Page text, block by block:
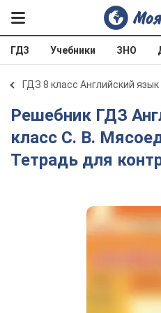
ГДЗ Учебники ЗНО
ГДЗ 8 класс Английский язык
Решебник ГДЗ
класс С. В.
Тетрадь для